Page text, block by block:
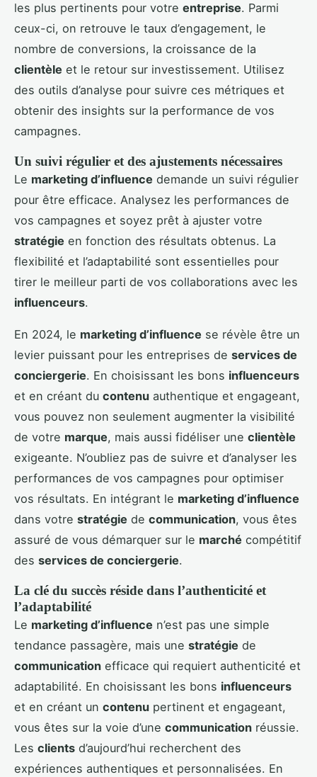
les plus pertinents pour votre entreprise. Parmi
ceux-ci, on retrouve le taux d’engagement, le
nombre de conversions, la croissance de la
clientèle et le retour sur investissement. Utilisez
des outils d’analyse pour suivre ces métriques et
obtenir des insights sur la performance de vos
campagnes.
Un suivi régulier et des ajustements nécessaires
Le marketing d’influence demande un suivi régulier
pour être efficace. Analysez les performances de
vos campagnes et soyez prêt à ajuster votre
stratégie en fonction des résultats obtenus. La
flexibilité et l’adaptabilité sont essentielles pour
tirer le meilleur parti de vos collaborations avec les
influenceurs.
En 2024, le marketing d’influence se révèle être un
levier puissant pour les entreprises de services de
conciergerie. En choisissant les bons influenceurs
et en créant du contenu authentique et engageant,
vous pouvez non seulement augmenter la visibilité
de votre marque, mais aussi fidéliser une clientèle
exigeante. N’oubliez pas de suivre et d’analyser les
performances de vos campagnes pour optimiser
vos résultats. En intégrant le marketing d’influence
dans votre stratégie de communication, vous êtes
assuré de vous démarquer sur le marché compétitif
des services de conciergerie.
La clé du succès réside dans l’authenticité et
l’adaptabilité
Le marketing d’influence n’est pas une simple
tendance passagère, mais une stratégie de
communication efficace qui requiert authenticité et
adaptabilité. En choisissant les bons influenceurs
et en créant un contenu pertinent et engageant,
vous êtes sur la voie d’une communication réussie.
Les clients d’aujourd’hui recherchent des
expériences authentiques et personnalisées. En